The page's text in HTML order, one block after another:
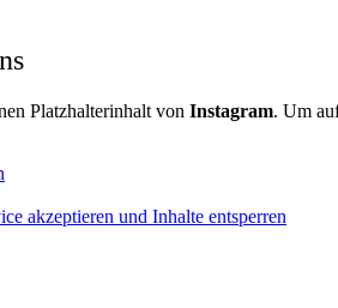
Platzhalterinhalt von Instagram. Um
akzeptieren und Inhalte entsperren